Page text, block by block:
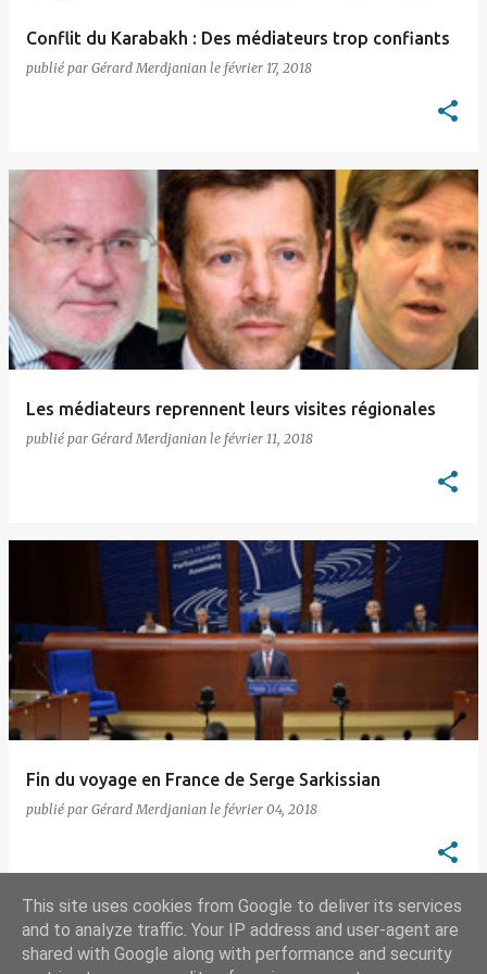
Conflit du Karabakh : Des médiateurs trop confiants
publié par Gérard Merdjanian le février 17, 2018
Les médiateurs reprennent leurs visites régionales
publié par Gérard Merdjanian le février 11, 2018
Fin du voyage en France de Serge Sarkissian
publié par Gérard Merdjanian le février 04, 2018
AUTRES ARTICLES
This site uses cookies from Google to deliver its services
and to analyze traffic. Your IP address and user-agent are
shared with Google along with performance and security